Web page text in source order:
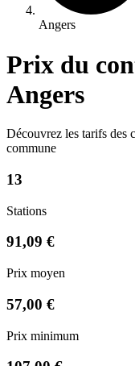
Angers
Prix du
Angers
Découvrez les tarifs des
commune
13
Stations
91,09 €
Prix moyen
57,00 €
Prix minimum